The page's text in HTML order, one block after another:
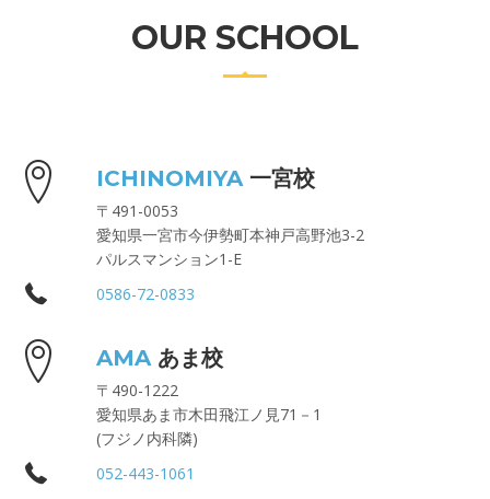
OUR SCHOOL
ICHINOMIYA一宮校
〒491-0053
愛知県一宮市今伊勢町本神戸高野池3-2
パルスマンション1-E
0586-72-0833
AMAあま校
〒490-1222
愛知県あま市木田飛江ノ見71－1
(フジノ内科隣)
052-443-1061